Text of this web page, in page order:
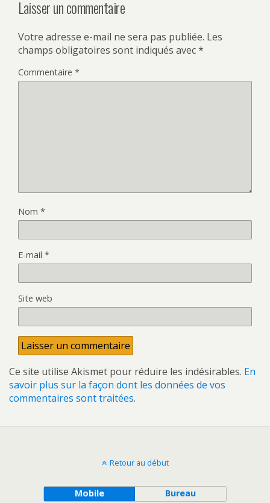
Laisser un commentaire
Votre adresse e-mail ne sera pas publiée. Les
champs obligatoires sont indiqués avec*
Commentaire *
Nom *
E-mail *
Site web
Ce site utilise Akismet pour réduire les indésirables. En
savoir plus sur la façon dont les données de vos
commentaires sont traitées.
Retour au début
Mobile Bureau